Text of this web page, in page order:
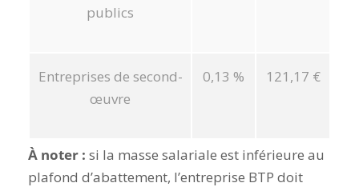
publics
Entreprises de second-
œuvre
0,13 % 121,17 €
À noter : si la masse salariale est inférieure au
plafond d’abattement, l’entreprise BTP doit